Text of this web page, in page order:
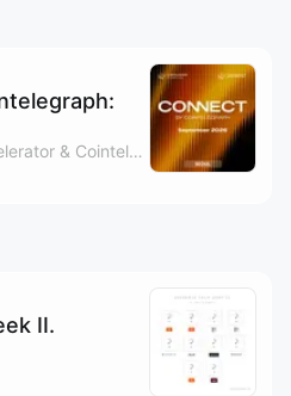
Cointelegraph Accelerator & Cointelegraph 주최
II.